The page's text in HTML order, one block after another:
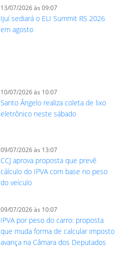
13/07/2026 às 09:07
Ijuí sediará o ELI Summit RS 2026
em agosto
10/07/2026 às 10:07
Santo Ângelo realiza coleta de lixo
eletrônico neste sábado
09/07/2026 às 13:07
CCJ aprova proposta que prevê
cálculo do IPVA com base no peso
do veículo
09/07/2026 às 10:07
IPVA por peso do carro: proposta
que muda forma de calcular imposto
avança na Câmara dos Deputados